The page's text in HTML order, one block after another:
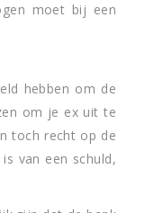
moet bij een
hebben om de
om je ex uit te
toch recht op de
van een schuld,